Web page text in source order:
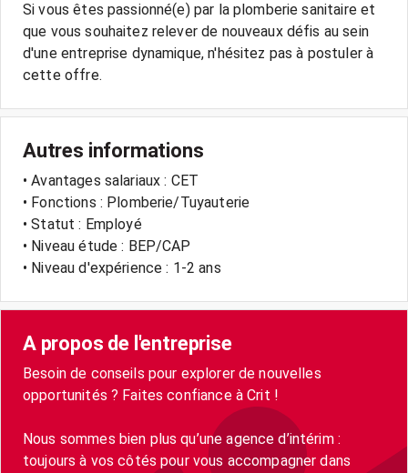
Si vous êtes passionné(e) par la plomberie sanitaire et
que vous souhaitez relever de nouveaux défis au sein
d'une entreprise dynamique, n'hésitez pas à postuler à
Autres informations
• Avantages salariaux : CET
• Fonctions : Plomberie/Tuyauterie
• Statut : Employé
• Niveau étude : BEP/CAP
• Niveau d'expérience : 1-2 ans
A propos de l'entreprise
Besoin de conseils pour explorer de nouvelles
opportunités ? Faites confiance à Crit !
Nous sommes bien plus qu’une agence d’intérim :
toujours à vos côtés pour vous accompagner dans